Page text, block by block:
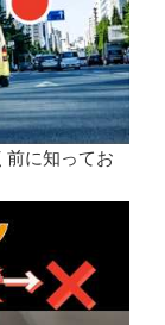
前に知ってお